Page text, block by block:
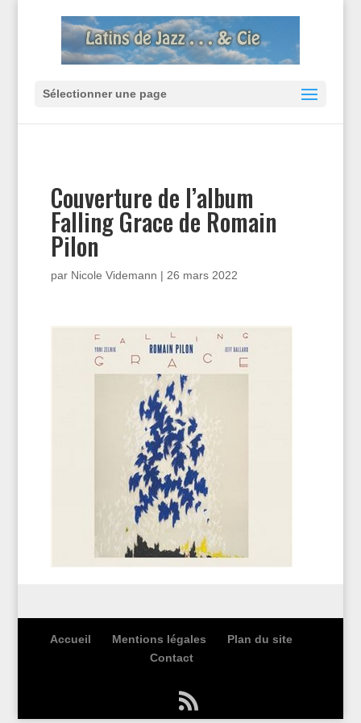
Sélectionner une page
Couverture de l’album
Falling Grace de Romain
Pilon
par Nicole Videmann | 26 mars 2022
Accueil Mentions légales
Plan du site
Contact